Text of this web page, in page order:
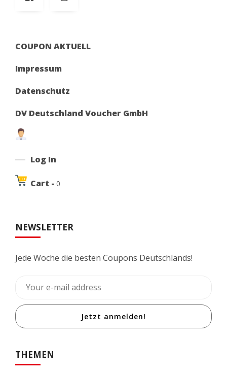
COUPON AKTUELL
Impressum
Datenschutz
DV Deutschland Voucher GmbH
Log In
Cart - 0
NEWSLETTER
Jede Woche die besten Coupons Deutschlands!
Jetzt anmelden!
THEMEN